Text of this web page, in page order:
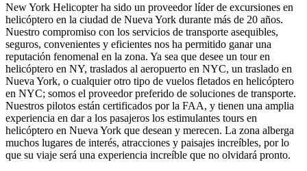
New York Helicopter ha sido un proveedor líder de excursiones en
helicóptero en la ciudad de Nueva York durante más de 20 años.
Nuestro compromiso con los servicios de transporte asequibles,
seguros, convenientes y eficientes nos ha permitido ganar una
reputación fenomenal en la zona. Ya sea que desee un tour en
helicóptero en NY, traslados al aeropuerto en NYC, un traslado en
Nueva York, o cualquier otro tipo de vuelos fletados en helicóptero
en NYC; somos el proveedor preferido de soluciones de transporte.
Nuestros pilotos están certificados por la FAA, y tienen una amplia
experiencia en dar a los pasajeros los estimulantes tours en
helicóptero en Nueva York que desean y merecen. La zona alberga
muchos lugares de interés, atracciones y paisajes increíbles, por lo
que su viaje será una experiencia increíble que no olvidará pronto.